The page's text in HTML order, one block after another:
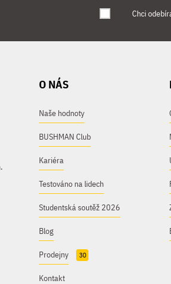
Chci
O NÁS
Naše hodnoty
BUSHMAN Club
Kariéra
Testováno na lidech
Studentská soutěž 2026
Blog
Prodejny 30
Kontakt